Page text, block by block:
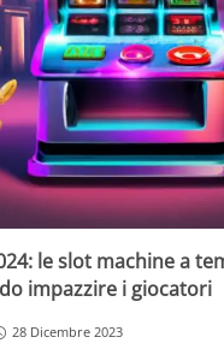
le slot machine a
impazzire i giocatori
28 Dicembre 2023